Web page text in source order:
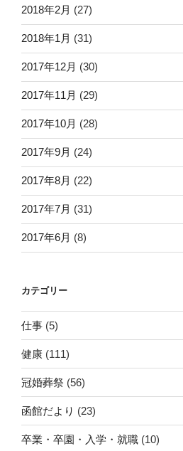
2018年2月 (27)
2018年1月 (31)
2017年12月 (30)
2017年11月 (29)
2017年10月 (28)
2017年9月 (24)
2017年8月 (22)
2017年7月 (31)
2017年6月 (8)
カテゴリー
仕事 (5)
健康 (111)
冠婚葬祭 (56)
函館だより (23)
卒業・卒園・入学・就職 (10)